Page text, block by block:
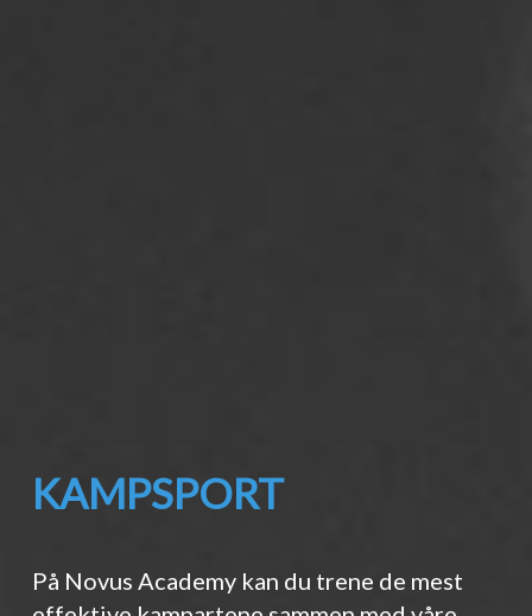
KAMPSPORT
På Novus Academy kan du trene de mest